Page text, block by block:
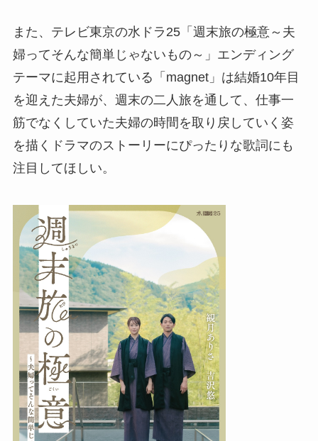
また、テレビ東京の水ドラ25「週末旅の極意～夫
婦ってそんな簡単じゃないもの～」エンディング
テーマに起用されている「magnet」は結婚10年目
を迎えた夫婦が、週末の二人旅を通して、仕事一
筋でなくしていた夫婦の時間を取り戻していく姿
を描くドラマのストーリーにぴったりな歌詞にも
注目してほしい。